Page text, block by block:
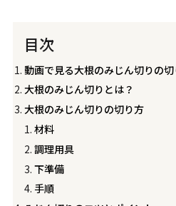
目次
動画で見る大根のみじん切りの
大根のみじん切りとは？
大根のみじん切りの切り方
材料
調理用具
下準備
手順